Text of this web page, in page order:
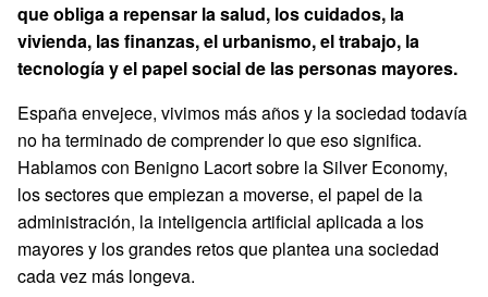
que obliga a repensar la salud, los cuidados, la
vivienda, las finanzas, el urbanismo, el trabajo, la
tecnología y el papel social de las personas mayores.
España envejece, vivimos más años y la sociedad todavía
no ha terminado de comprender lo que eso significa.
Hablamos con Benigno Lacort sobre la Silver Economy,
los sectores que empiezan a moverse, el papel de la
administración, la inteligencia artificial aplicada a los
mayores y los grandes retos que plantea una sociedad
cada vez más longeva.